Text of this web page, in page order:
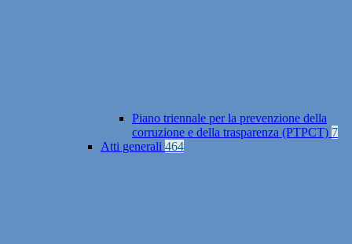
Piano triennale per la prevenzione della
corruzione e della trasparenza (PTPCT) 7
Atti generali 464